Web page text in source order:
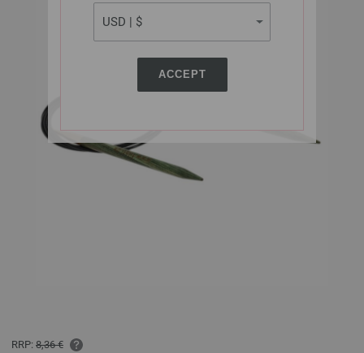
ACCEPT
RRP: 8,36 €